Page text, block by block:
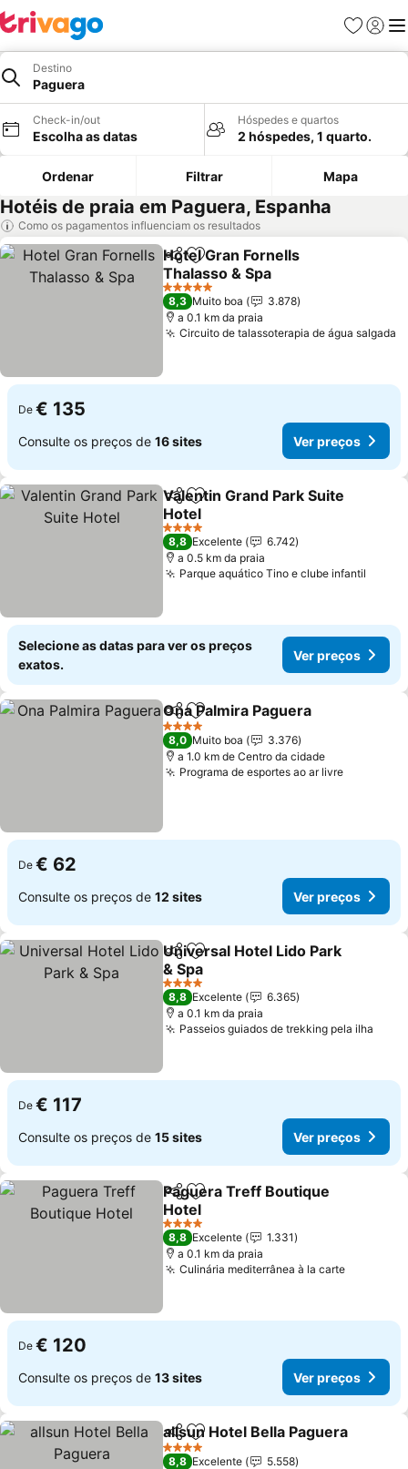
Favoritos
Iniciar
Destino
Paguera
Check-in/out
Escolha as datas
Hóspedes e quartos
2 hóspedes, 1 quarto.
Ordenar Filtrar Mapa
Hotéis de praia em Paguera, Espanha
Como os pagamentos influenciam os resultados
PartilharAdicionar aos favoritos
Hotel Gran Fornells
Thalasso & Spa
5 Estrelas
8,3 Muito boa
3.878
a 0.1 km da praia
Circuito de talassoterapia de água salgada
De € 135
Consulte os preços de 16 sites Ver preços
PartilharAdicionar aos favoritos
Valentin Grand Park Suite
Hotel
4 Estrelas
8,8 Excelente
6.742
a 0.5 km da praia
Parque aquático Tino e clube infantil
Selecione as datas para ver os preços
exatos.
Ver preços
PartilharAdicionar aos favoritos
Ona Palmira Paguera
4 Estrelas
8,0 Muito boa
3.376
a 1.0 km de Centro da cidade
Programa de esportes ao ar livre
De € 62
Consulte os preços de 12 sites Ver preços
PartilharAdicionar aos favoritos
Universal Hotel Lido Park
& Spa
4 Estrelas
8,8 Excelente
6.365
a 0.1 km da praia
Passeios guiados de trekking pela ilha
De € 117
Consulte os preços de 15 sites Ver preços
PartilharAdicionar aos favoritos
Paguera Treff Boutique
Hotel
4 Estrelas
8,8 Excelente
1.331
a 0.1 km da praia
Culinária mediterrânea à la carte
De € 120
Consulte os preços de 13 sites Ver preços
PartilharAdicionar aos favoritos
allsun Hotel Bella Paguera
4 Estrelas
8,8 Excelente
5.558